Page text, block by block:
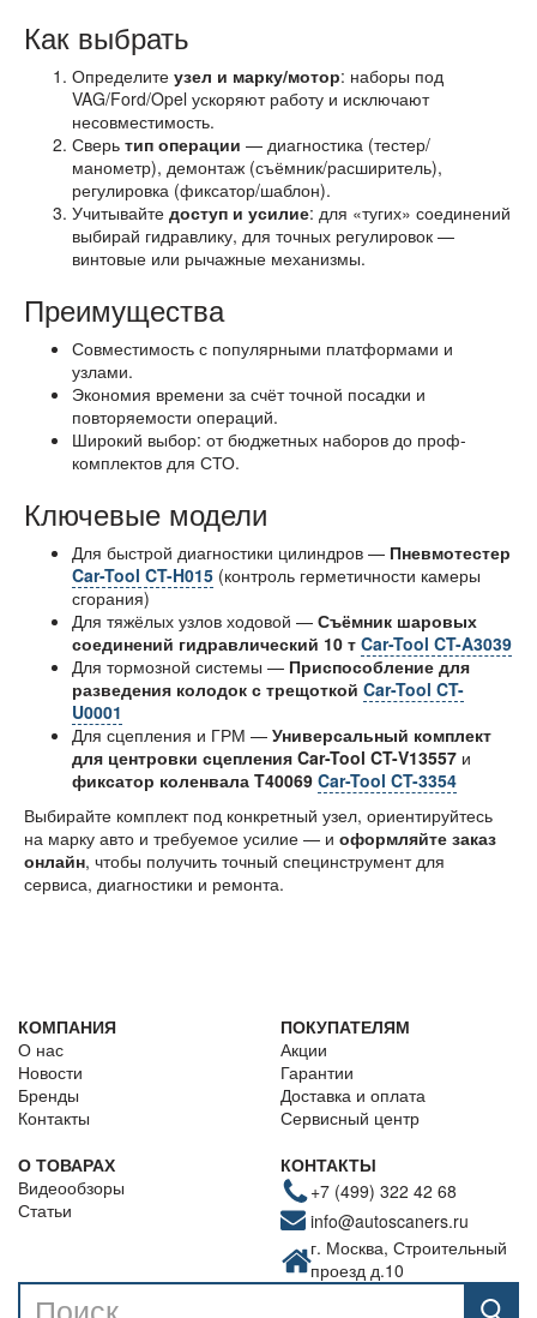
Как выбрать
Определите узел и марку/мотор: наборы под
VAG/Ford/Opel ускоряют работу и исключают
несовместимость.
Сверь тип операции — диагностика (тестер/
манометр), демонтаж (съёмник/расширитель),
регулировка (фиксатор/шаблон).
Учитывайте доступ и усилие: для «тугих» соединений
выбирай гидравлику, для точных регулировок —
винтовые или рычажные механизмы.
Преимущества
Совместимость с популярными платформами и
узлами.
Экономия времени за счёт точной посадки и
повторяемости операций.
Широкий выбор: от бюджетных наборов до проф-
комплектов для СТО.
Ключевые модели
Для быстрой диагностики цилиндров — Пневмотестер
Car-Tool CT-H015 (контроль герметичности камеры
сгорания)
Для тяжёлых узлов ходовой — Съёмник шаровых
соединений гидравлический 10 т Car-Tool CT-A3039
Для тормозной системы — Приспособление для
разведения колодок с трещоткой Car-Tool CT-
U0001
Для сцепления и ГРМ — Универсальный комплект
для центровки сцепления Car-Tool CT-V13557 и
фиксатор коленвала T40069 Car-Tool CT-3354
Выбирайте комплект под конкретный узел, ориентируйтесь
на марку авто и требуемое усилие — и оформляйте заказ
онлайн, чтобы получить точный специнструмент для
сервиса, диагностики и ремонта.
КОМПАНИЯ
О нас
Новости
Бренды
Контакты
ПОКУПАТЕЛЯМ
Акции
Гарантии
Доставка и оплата
Сервисный центр
О ТОВАРАХ
Видеообзоры
Статьи
КОНТАКТЫ
+7 (499) 322 42 68
info@autoscaners.ru
г. Москва, Строительный
проезд д.10